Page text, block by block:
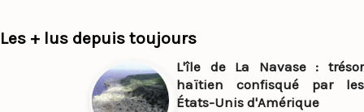
Les + lus depuis toujours
L'île de La Navase : trésor
haïtien confisqué par les
États-Unis d'Amérique